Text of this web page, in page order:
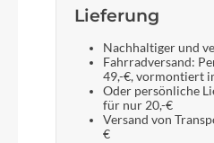
Lieferung
Nachhaltiger und
Fahrradversand:
49,-€, vormontiert
Oder persönliche
für nur 20,-€
Versand von
€